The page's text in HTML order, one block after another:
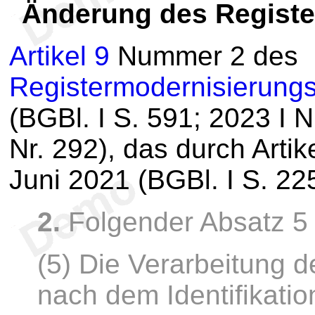
Änderung des
Artikel 9 Nummer 2 des
(BGBl. I S. 591; 2023 I
Nr. 292), das durch
Juni 2021 (BGBl. I S.
2. Folgender Absatz
(5) Die Verarbeitung
nach dem